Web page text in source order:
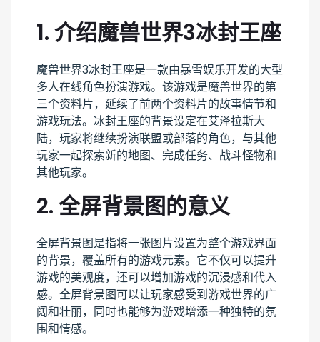
1. 介绍魔兽世界3冰封王座
魔兽世界3冰封王座是一款由暴雪娱乐开发的大型
多人在线角色扮演游戏。该游戏是魔兽世界的第
三个资料片，延续了前两个资料片的故事情节和
游戏玩法。冰封王座的背景设定在艾泽拉斯大
陆，玩家将继续扮演联盟或部落的角色，与其他
玩家一起探索新的地图、完成任务、战斗怪物和
其他玩家。
2. 全屏背景图的意义
全屏背景图是指将一张图片设置为整个游戏界面
的背景，覆盖所有的游戏元素。它不仅可以提升
游戏的美观度，还可以增加游戏的沉浸感和代入
感。全屏背景图可以让玩家感受到游戏世界的广
阔和壮丽，同时也能够为游戏增添一种独特的氛
围和情感。